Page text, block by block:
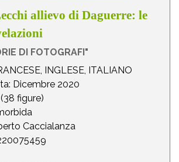
allievo di Daguerre: le
DI FOTOGRAFI"
INGLESE, ITALIANO
Dicembre 2020
figure)
Caccialanza